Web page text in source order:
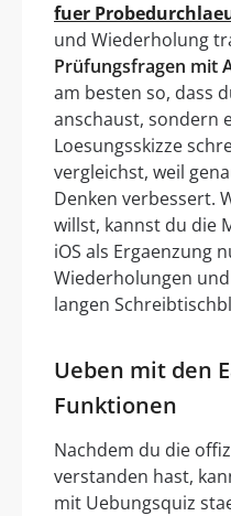
fuer
und Wiederholung
Prüfungsfragen mit
am besten so, dass
anschaust, sondern
Loesungsskizze
vergleichst, weil
Denken verbessert.
willst, kannst du die
iOS als Ergaenzung
Wiederholungen
langen
Ueben mit den
Funktionen
Nachdem du die
verstanden hast,
mit Uebungsquiz